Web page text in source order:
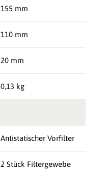
155 mm
110 mm
20 mm
0,13 kg
Antistatischer Vorfilter
2 Stück Filtergewebe